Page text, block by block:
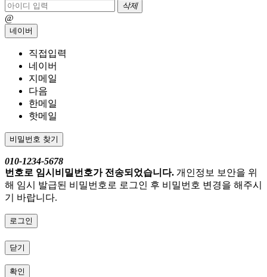
삭제
@
네이버
직접입력
네이버
지메일
다음
한메일
핫메일
비밀번호 찾기
010-1234-5678
번호로 임시비밀번호가 전송되었습니다. 개인정보 보안을 위
해 임시 발급된 비밀번호로 로그인 후 비밀번호 변경을 해주시
기 바랍니다.
로그인
닫기
확인